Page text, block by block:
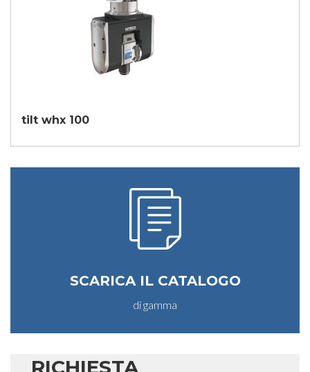
tilt whx 100
SCARICA IL CATALOGO
di gamma
RICHIESTA